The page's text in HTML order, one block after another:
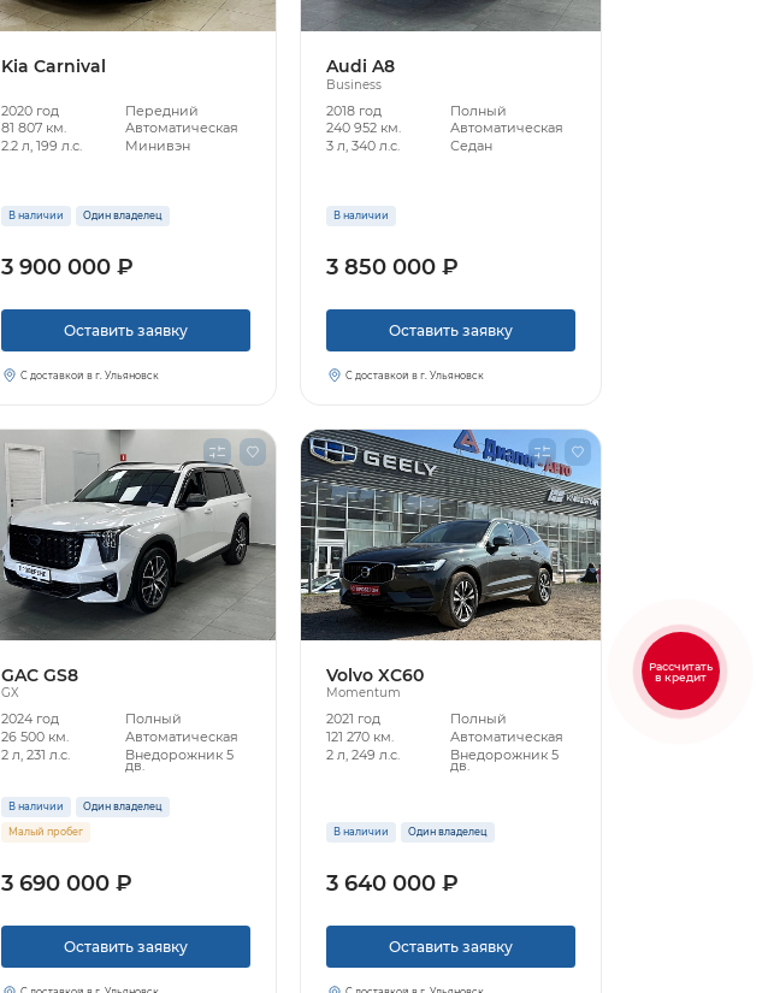
Kia Carnival
2020 год
Передний
81 807 км.
Автоматическая
2.2 л, 199 л.с.
Минивэн
В наличии Один владелец
3 900 000 ₽
Оставить заявку
С доставкой в г. Ульяновск
Audi A8
Business
2018 год
Полный
240 952 км.
Автоматическая
3 л, 340 л.с.
Седан
В наличии
3 850 000 ₽
Оставить заявку
С доставкой в г. Ульяновск
GAC GS8
GX
2024 год
Полный
26 500 км.
Автоматическая
2 л, 231 л.с.
Внедорожник 5
дв.
В наличии Один владелец
Малый пробег
3 690 000 ₽
Оставить заявку
Volvo XC60
Momentum
2021 год
Полный
121 270 км.
Автоматическая
2 л, 249 л.с.
Внедорожник 5
дв.
В наличии Один владелец
3 640 000 ₽
Оставить заявку
Рассчитать
в кредит